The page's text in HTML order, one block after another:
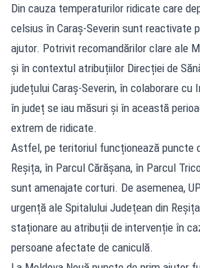
Din cauza temperaturilor ridicate care
celsius în Caraş-Severin sunt reactivate
ajutor. Potrivit recomandărilor clare ale
și în contextul atribuțiilor Direcției de
județului Caraș-Severin, în colaborare
în județ se iau măsuri și în această
extrem de ridicate.
Astfel, pe teritoriul funcționează puncte
Reșița, în Parcul Cărășana, în Parcul
sunt amenajate corturi. De asemenea,
urgență ale Spitalului Județean din
staționare au atribuții de intervenție în
persoane afectate de caniculă.